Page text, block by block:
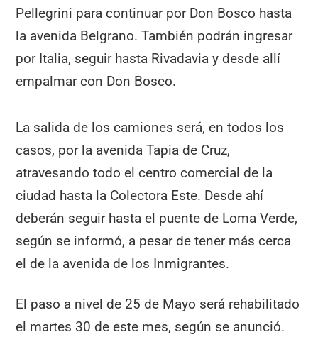
Pellegrini para continuar por Don Bosco hasta
la avenida Belgrano. También podrán ingresar
por Italia, seguir hasta Rivadavia y desde allí
empalmar con Don Bosco.
La salida de los camiones será, en todos los
casos, por la avenida Tapia de Cruz,
atravesando todo el centro comercial de la
ciudad hasta la Colectora Este. Desde ahí
deberán seguir hasta el puente de Loma Verde,
según se informó, a pesar de tener más cerca
el de la avenida de los Inmigrantes.
El paso a nivel de 25 de Mayo será rehabilitado
el martes 30 de este mes, según se anunció.